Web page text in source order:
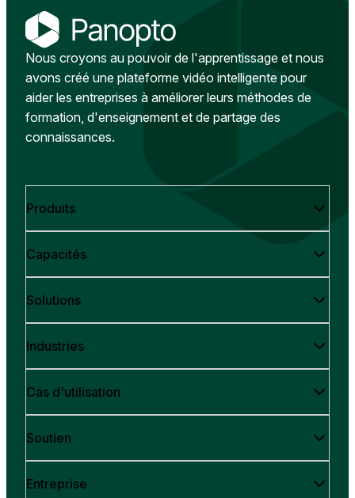
Nous croyons au pouvoir de l'apprentissage et nous
avons créé une plateforme vidéo intelligente pour
aider les entreprises à améliorer leurs méthodes de
formation, d'enseignement et de partage des
connaissances.
Produits
Capacités
Solutions
Industries
Cas d'utilisation
Soutien
Entreprise